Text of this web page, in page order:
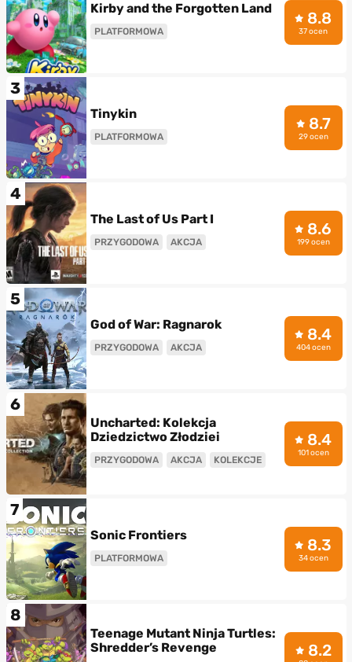
Kirby and the Forgotten Land
PLATFORMOWA
8.8
37 ocen
3
Tinykin
PLATFORMOWA
8.7
29 ocen
4
The Last of Us Part I
PRZYGODOWA AKCJA
8.6
199 ocen
5
God of War: Ragnarok
PRZYGODOWA AKCJA
8.4
404 ocen
6
Uncharted: Kolekcja
Dziedzictwo Złodziei
PRZYGODOWA AKCJA KOLEKCJE
8.4
101 ocen
7
Sonic Frontiers
PLATFORMOWA
8.3
34 ocen
8
Teenage Mutant Ninja Turtles:
Shredder’s Revenge
8.2